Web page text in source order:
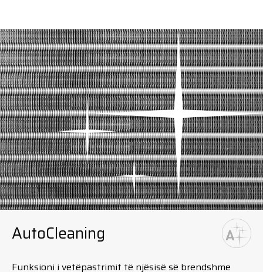
AutoCleaning
Funksioni i vetëpastrimit të njësisë së brendshme